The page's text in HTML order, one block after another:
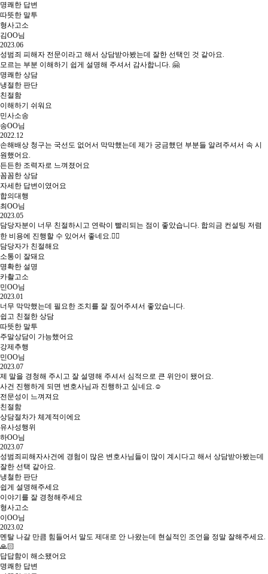
명쾌한 답변
따뜻한 말투
형사고소
김OO님
2023.06
성범죄 피해자 전문이라고 해서 상담받아봤는데 잘한 선택인 것 같아요.
모르는 부분 이해하기 쉽게 설명해 주셔서 감사합니다. 🤗
명쾌한 상담
냉절한 판단
친절함
이해하기 쉬워요
민사소송
송OO님
2022.12
손해배상 청구는 국선도 없어서 막막했는데 제가 궁금했던 부분들 알려주셔서 속 시
원했어요.
든든한 조력자로 느껴졌어요
꼼꼼한 상담
자세한 답변이였어요
합의대행
최OO님
2023.05
담당자분이 너무 친절하시고 연락이 빨리되는 점이 좋았습니다. 합의금 컨설팅 저렴
한 비용에 진행할 수 있어서 좋네요.👍🏻
담당자가 친절해요
소통이 잘돼요
명확한 설명
카촬고소
민OO님
2023.01
너무 막막했는데 필요한 조치를 잘 짚어주셔서 좋았습니다.
쉽고 친절한 상담
따뜻한 말투
주말상담이 가능했어요
강제추행
민OO님
2023.07
제 말을 경청해 주시고 잘 설명해 주셔서 심적으로 큰 위안이 됐어요.
사건 진행하게 되면 변호사님과 진행하고 싶네요.☺
전문성이 느껴져요
친절함
상담절차가 체계적이에요
유사성행위
하OO님
2023.07
성범죄피해자사건에 경험이 많은 변호사님들이 많이 계시다고 해서 상담받아봤는데
잘한 선택 같아요.
냉철한 판단
쉽게 설명해주세요
이야기를 잘 경청해주세요
형사고소
이OO님
2023.02
멘탈 나갈 만큼 힘들어서 말도 제대로 안 나왔는데 현실적인 조언을 정말 잘해주세요.
🙏🏻
답답함이 해소됐어요
명쾌한 답변